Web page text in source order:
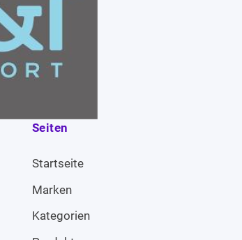
Seiten
Startseite
Marken
Kategorien